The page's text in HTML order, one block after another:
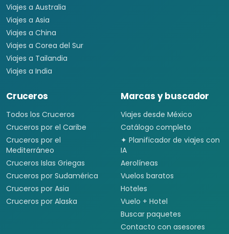
Viajes a Australia
Viajes a Asia
Viajes a China
Viajes a Corea del Sur
Viajes a Tailandia
Viajes a India
Cruceros
Todos los Cruceros
Cruceros por el Caribe
Cruceros por el
Mediterráneo
Cruceros Islas Griegas
Cruceros por Sudamérica
Cruceros por Asia
Cruceros por Alaska
Marcas y buscador
Viajes desde México
Catálogo completo
✦ Planificador de viajes con
IA
Aerolíneas
Vuelos baratos
Hoteles
Vuelo + Hotel
Buscar paquetes
Contacto con asesores